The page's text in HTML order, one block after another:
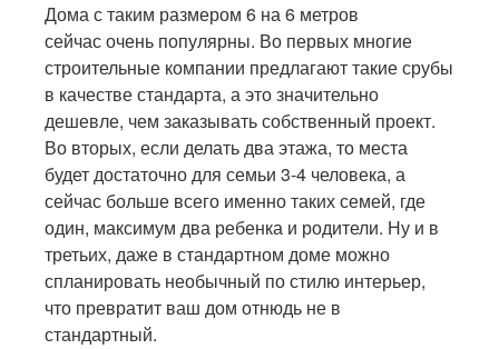
Дома с таким размером 6 на 6 метров
сейчас очень популярны. Во первых многие
строительные компании предлагают такие срубы
в качестве стандарта, а это значительно
дешевле, чем заказывать собственный проект.
Во вторых, если делать два этажа, то места
будет достаточно для семьи 3-4 человека, а
сейчас больше всего именно таких семей, где
один, максимум два ребенка и родители. Ну и в
третьих, даже в стандартном доме можно
спланировать необычный по стилю интерьер,
что превратит ваш дом отнюдь не в
стандартный.